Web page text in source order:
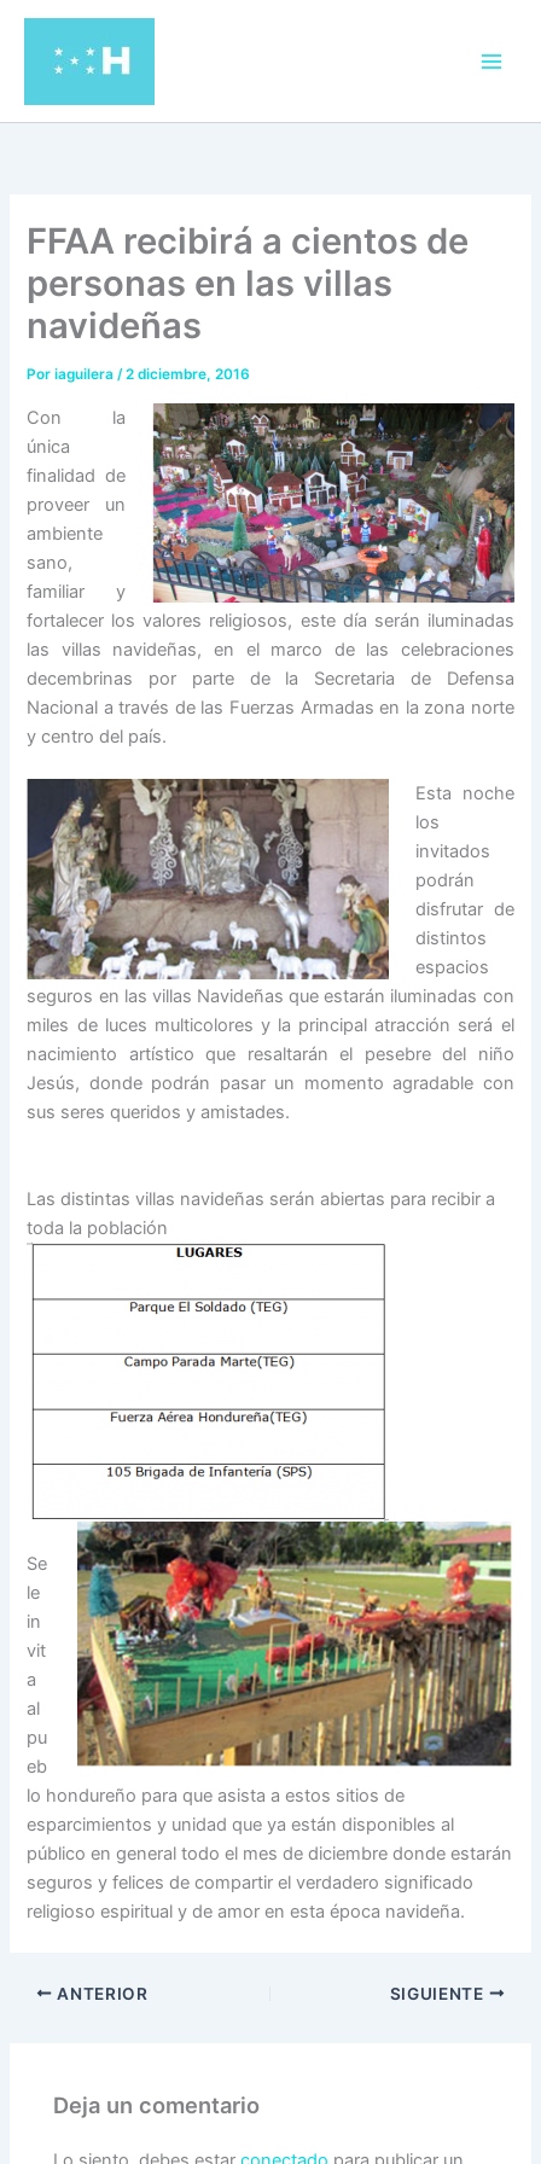
contenido
FFAA recibirá a cientos de
personas en las villas
navideñas
Poriaguilera/2 diciembre, 2016
Con la
única
finalidad de
proveer un
ambiente
sano,
familiar y
fortalecer los valores religiosos, este día serán iluminadas
las villas navideñas, en el marco de las celebraciones
decembrinas por parte de la Secretaria de Defensa
Nacional a través de las Fuerzas Armadas en la zona norte
y centro del país.
Esta noche
los
invitados
podrán
disfrutar de
distintos
espacios
seguros en las villas Navideñas que estarán iluminadas con
miles de luces multicolores y la principal atracción será el
nacimiento artístico que resaltarán el pesebre del niño
Jesús, donde podrán pasar un momento agradable con
sus seres queridos y amistades.
Las distintas villas navideñas serán abiertas para recibir a
toda la población
Se
le
in
vit
a
al
pu
eb
lo hondureño para que asista a estos sitios de
esparcimientos y unidad que ya están disponibles al
público en general todo el mes de diciembre donde estarán
seguros y felices de compartir el verdadero significado
religioso espiritual y de amor en esta época navideña.
ANTERIOR SIGUIENTE
Deja un comentario